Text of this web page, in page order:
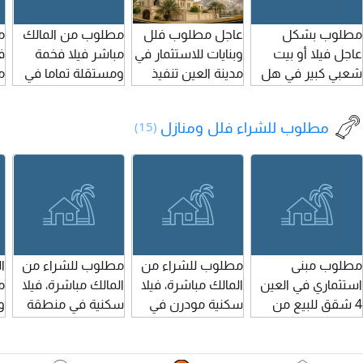
ألف
مطلوب بشكل
عاجل فيلا أو بيت
شعبي كبير في هل
مناطق الظاهر مزيد
أم غافة الهيلي
عاجل مطلوب فلل
وبنايات للاستثمار في
مدينة العين تنفيذ
وتخليص فوري
مطلوب من المالك
مباشر فيلا فخمة
ومستقلة تماما في
مدينة العين لا تبعد
المدينة للتواصل
مطلوب للشراء فلل ومنازل (15)
مطلوب مبنى
استثماري في العين
4 شقق للبيع من
المالك مباشر
مطلوب للشراء من
المالك مباشرة، فيلا
سكنية مودرن في
المرخانية أو المناطق
مطلوب للشراء من
المالك مباشرة، فيلا
سكنية في منطقة
الخالدية أو بالمناطق